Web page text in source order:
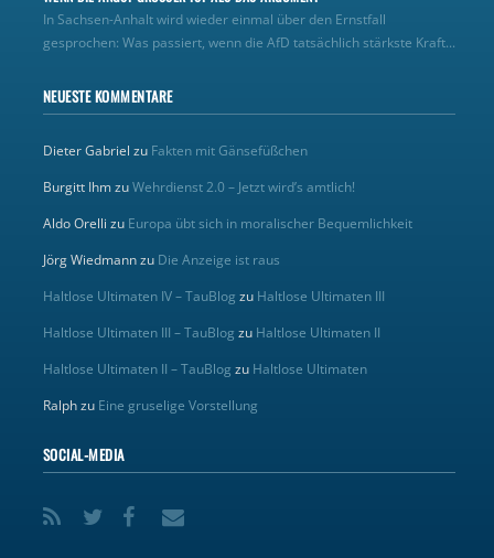
In Sachsen-Anhalt wird wieder einmal über den Ernstfall
gesprochen: Was passiert, wenn die AfD tatsächlich stärkste Kraft...
NEUESTE KOMMENTARE
Dieter Gabriel zu Fakten mit Gänsefüßchen
Burgitt IhmzuWehrdienst 2.0 – Jetzt wird’s amtlich!
Aldo Orelli zu Europa übt sich in moralischer Bequemlichkeit
Jörg Wiedmannzu Die Anzeige ist raus
Haltlose Ultimaten IV – TauBlog zu Haltlose Ultimaten III
Haltlose Ultimaten III – TauBlog zu Haltlose Ultimaten II
Haltlose Ultimaten II – TauBlog zu Haltlose Ultimaten
Ralphzu Eine gruselige Vorstellung
SOCIAL-MEDIA